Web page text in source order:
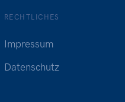
RECHTLICHES
Impressum
Datenschutz